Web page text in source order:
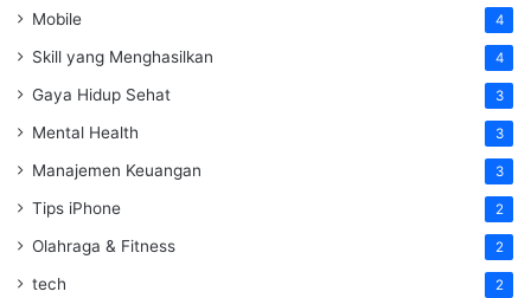
Mobile 4
Skill yang Menghasilkan 4
Gaya Hidup Sehat 3
Mental Health 3
Manajemen Keuangan 3
Tips iPhone 2
Olahraga & Fitness 2
tech 2